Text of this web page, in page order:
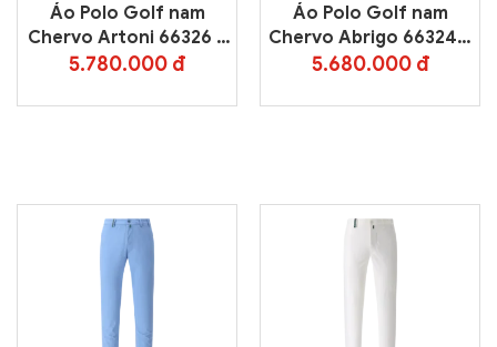
Áo Polo Golf nam
Chervo Artoni 66326 –
Light Blue 102E
5.780.000 đ
Áo Polo Golf nam
Chervo Abrigo 66324 –
Blue 105E
5.680.000 đ